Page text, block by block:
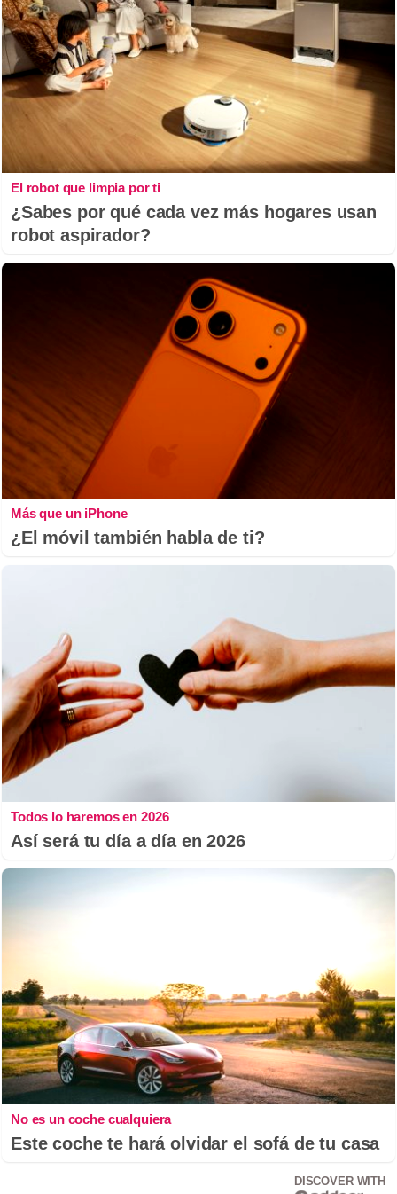
El robot que limpia por ti
¿Sabes por qué cada vez más hogares usan
robot aspirador?
Más que un iPhone
¿El móvil también habla de ti?
Todos lo haremos en 2026
Así será tu día a día en 2026
No es un coche cualquiera
Este coche te hará olvidar el sofá de tu casa
DISCOVER WITH